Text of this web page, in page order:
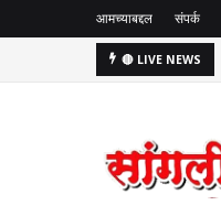
आमच्याबद्दल संपर्क
🔴 LIVE NEWS